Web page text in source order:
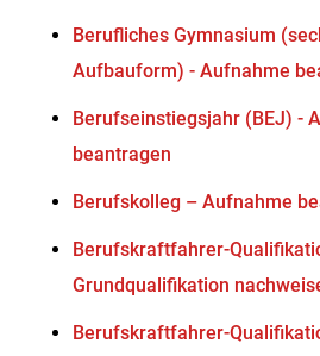
Berufliches Gymnasium
Aufbauform) - Aufnahme
Berufseinstiegsjahr (BEJ) -
beantragen
Berufskolleg – Aufnahme
Berufskraftfahrer-
Grundqualifikation
Berufskraftfahrer-